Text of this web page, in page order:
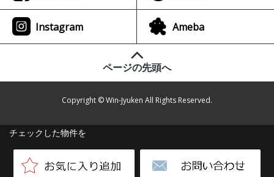
チェックした物件を
Instagram Ameba
ページの先頭へ
Copyright © Win-Jyuken All Rights Reserved.